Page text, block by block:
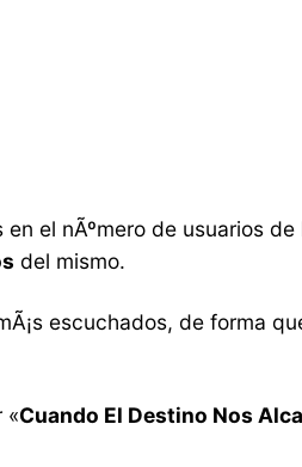
el nÃºmero de usuarios de
del mismo.
escuchados, de forma
«Cuando El Destino Nos